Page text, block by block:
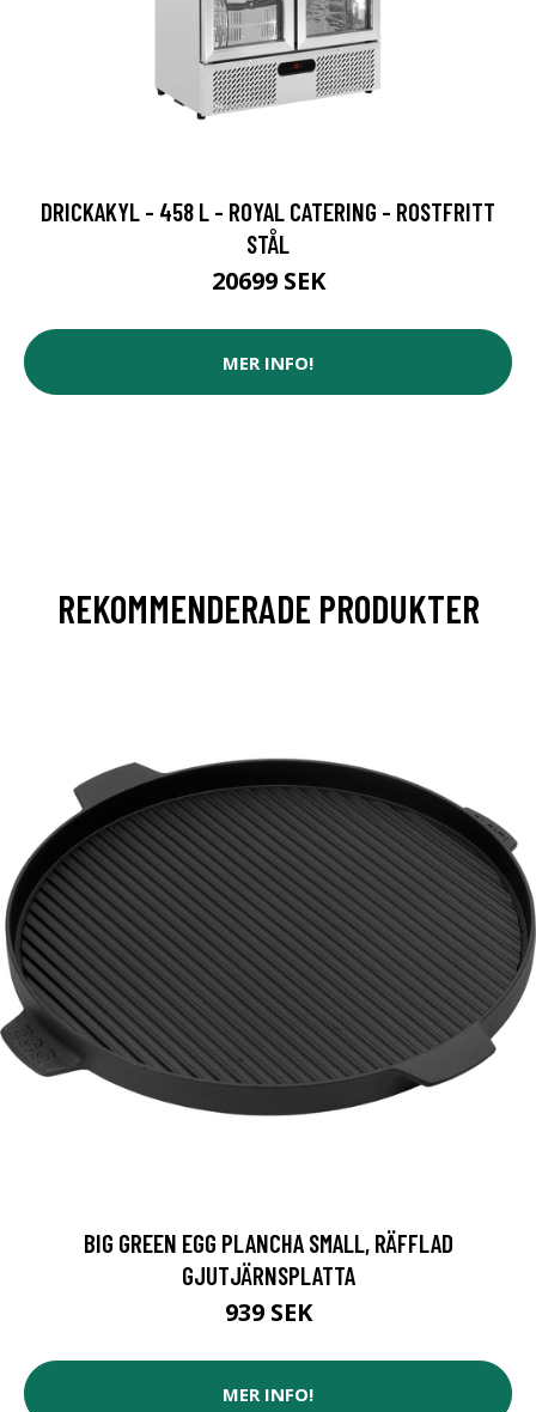
DRICKAKYL - 458 L - ROYAL CATERING - ROSTFRITT
STÅL
20699 SEK
MER INFO!
REKOMMENDERADE PRODUKTER
BIG GREEN EGG PLANCHA SMALL, RÄFFLAD
GJUTJÄRNSPLATTA
939 SEK
MER INFO!